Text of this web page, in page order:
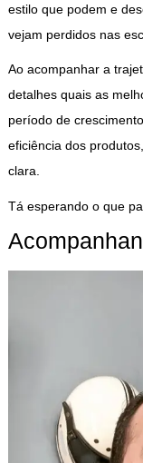
estilo que podem e
vejam perdidos nas
Ao acompanhar a
detalhes quais as
período de
eficiência dos
clara.
Tá esperando o que